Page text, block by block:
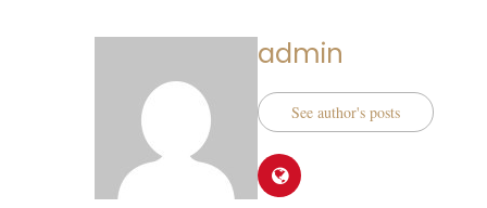
admin
See author's posts